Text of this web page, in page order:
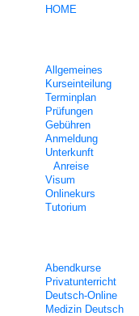
HOME
Allgemeines
Kurseinteilung
Terminplan
Prüfungen
Gebühren
Anmeldung
Unterkunft
Anreise
Visum
Onlinekurs
Tutorium
Abendkurse
Privatunterricht
Deutsch-Online
Medizin Deutsch